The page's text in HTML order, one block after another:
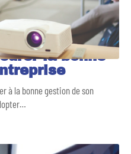
la bonne
à la bonne gestion de son
…